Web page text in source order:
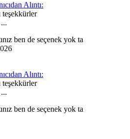
Alıntı:
teşekkürler
ben de seçenek yok ta
Alıntı:
teşekkürler
ben de seçenek yok ta